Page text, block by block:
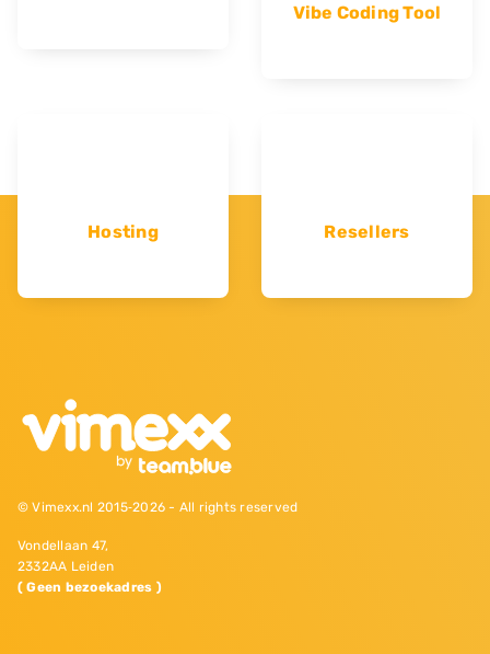
Vibe Coding Tool
Hosting Resellers
© Vimexx.nl 2015‐2026 - All rights reserved
Vondellaan 47,
2332AA Leiden
( Geen bezoekadres )